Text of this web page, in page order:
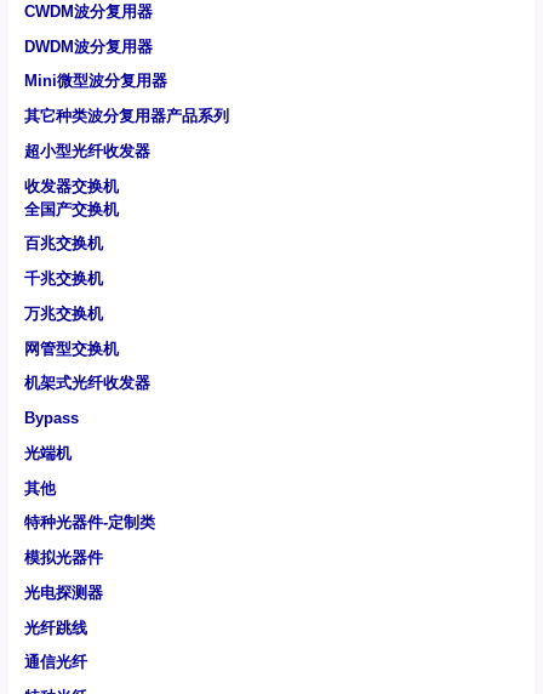
CWDM波分复用器
DWDM波分复用器
Mini微型波分复用器
其它种类波分复用器产品系列
超小型光纤收发器
收发器交换机
全国产交换机
百兆交换机
千兆交换机
万兆交换机
网管型交换机
机架式光纤收发器
Bypass
光端机
其他
特种光器件-定制类
模拟光器件
光电探测器
光纤跳线
通信光纤